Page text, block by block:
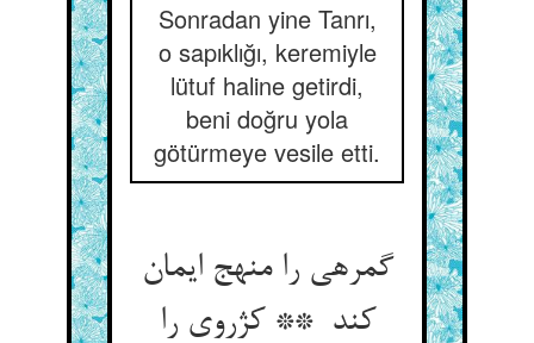
Sonradan yine Tanrı,
o sapıklığı, keremiyle
lütuf haline getirdi,
beni doğru yola
götürmeye vesile etti.
گمرهی را منهج ایمان
کند ** کژروی را